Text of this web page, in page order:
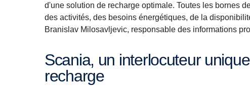
d'une solution de recharge optimale. Toutes les bornes
des activités, des besoins énergétiques, de la
Branislav Milosavljevic, responsable des informations
Scania, un interlocuteur unique pour tous les besoins de
recharge